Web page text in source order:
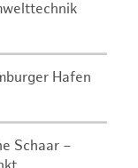
Hafen
Schaar –